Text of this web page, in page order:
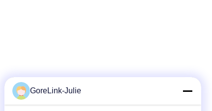
GoreLink-Julie